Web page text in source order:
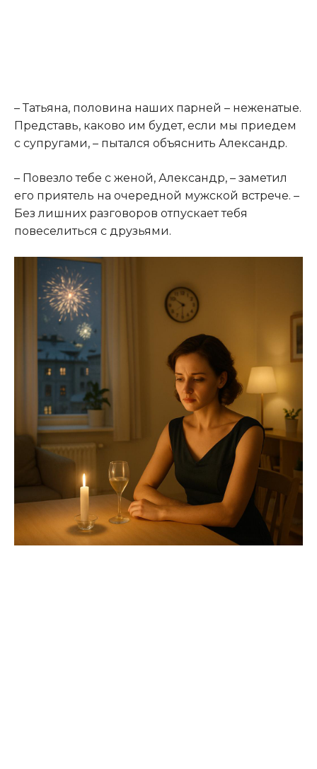
– Татьяна, половина наших парней – неженатые.
Представь, каково им будет, если мы приедем
с супругами, – пытался объяснить Александр.
– Повезло тебе с женой, Александр, – заметил
его приятель на очередной мужской встрече. –
Без лишних разговоров отпускает тебя
повеселиться с друзьями.